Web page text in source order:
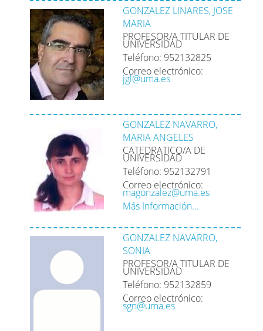
GONZALEZ LINARES, JOSE
MARIA
PROFESOR/A TITULAR DE
UNIVERSIDAD
Teléfono: 952132825
Correo electrónico:
jgl@uma.es
GONZALEZ NAVARRO,
MARIA ANGELES
CATEDRATICO/A DE
UNIVERSIDAD
Teléfono: 952132791
Correo electrónico:
magonzalez@uma.es
Más Información...
GONZALEZ NAVARRO,
SONIA
PROFESOR/A TITULAR DE
UNIVERSIDAD
Teléfono: 952132859
Correo electrónico:
sgn@uma.es